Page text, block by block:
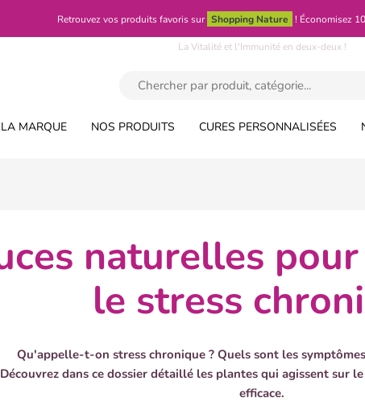
Retrouvez vos produits favoris sur Shopping Nature ! Économisez
La Vitalité et l'Immunité en deux-deux !
LA MARQUE NOS PRODUITS CURES PERSONNALISÉES
le stress
Qu'appelle-t-on stress chronique ? Quels sont les
Découvrez dans ce dossier détaillé les plantes qui agissent sur
efficace.